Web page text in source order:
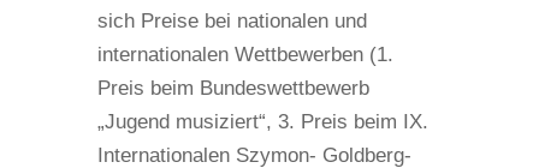
sich Preise bei nationalen und
internationalen Wettbewerben (1.
Preis beim Bundeswettbewerb
„Jugend musiziert“, 3. Preis beim IX.
Internationalen Szymon- Goldberg-